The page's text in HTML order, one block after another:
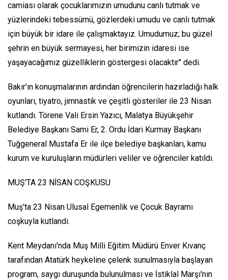
camiası olarak çocuklarımızın umudunu canlı tutmak ve
yüzlerindeki tebessümü, gözlerdeki umudu ve canlı tutmak
için büyük bir idare ile çalışmaktayız. Umudumuz; bu güzel
şehrin en büyük sermayesi, her birimizin idaresi ise
yaşayacağımız güzelliklerin göstergesi olacaktır" dedi.
Bakır'ın konuşmalarının ardından öğrencilerin hazırladığı halk
oyunları, tiyatro, jimnastik ve çeşitli gösteriler ile 23 Nisan
kutlandı. Törene Vali Ersin Yazıcı, Malatya Büyükşehir
Belediye Başkanı Sami Er, 2. Ordu İdari Kurmay Başkanı
Tuğgeneral Mustafa Er ile ilçe belediye başkanları, kamu
kurum ve kuruluşların müdürleri veliler ve öğrenciler katıldı.
MUŞ'TA 23 NİSAN COŞKUSU
Muş'ta 23 Nisan Ulusal Egemenlik ve Çocuk Bayramı
coşkuyla kutlandı.
Kent Meydanı'nda Muş Milli Eğitim Müdürü Enver Kıvanç
tarafından Atatürk heykeline çelenk sunulmasıyla başlayan
program, saygı duruşunda bulunulması ve İstiklal Marşı'nın